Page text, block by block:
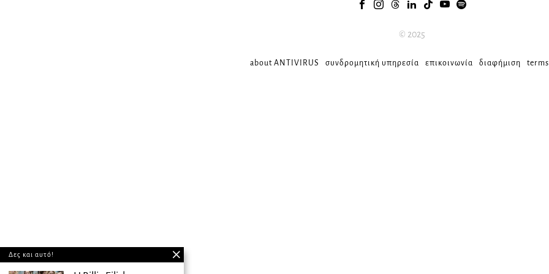
© 2025
about ANTIVIRUS συνδρομητική υπηρεσία επικοινωνία διαφήμιση
Δες και αυτό!